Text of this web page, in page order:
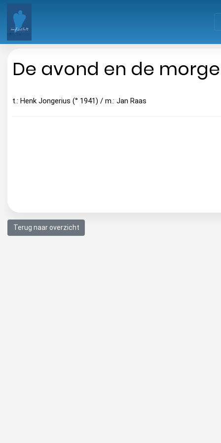
De avond en de
t.: Henk Jongerius (° 1941) / m.: Jan Raas
Terug naar overzicht